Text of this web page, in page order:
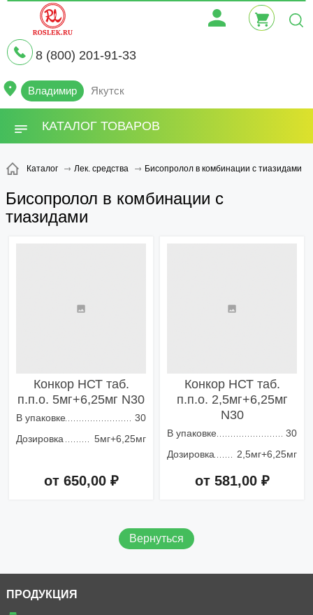
8 (800) 201-91-33
Владимир Якутск
КАТАЛОГ ТОВАРОВ
Каталог Лек. средства Бисопролол в комбинации с тиазидами
Бисопролол в комбинации с
тиазидами
Конкор НСТ таб.
п.п.о. 5мг+6,25мг N30
В упаковке
30
Дозировка
5мг+6,25мг
от 650,00 ₽
Конкор НСТ таб.
п.п.о. 2,5мг+6,25мг
N30
В упаковке
30
Дозировка
2,5мг+6,25мг
от 581,00 ₽
Вернуться
ПРОДУКЦИЯ